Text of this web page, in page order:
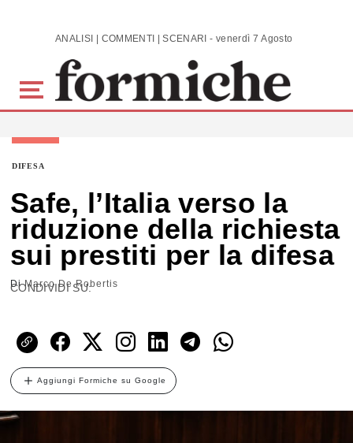
Skip to main content ANALISI | COMMENTI | SCENARI - venerdì 7 Agosto 2026
DIFESA
Safe, l’Italia verso la
riduzione della richiesta
sui prestiti per la difesa
DiMarco De Robertis
CONDIVIDI SU:
Aggiungi Formiche su Google